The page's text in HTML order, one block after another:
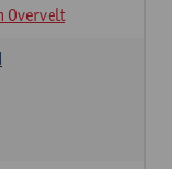
Overvelt